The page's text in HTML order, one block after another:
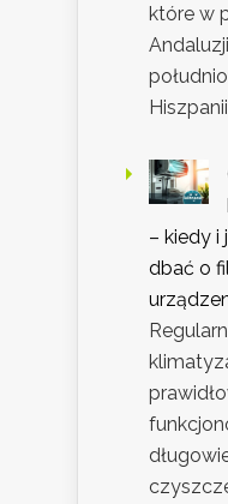
które w
– kiedy i
dbać o